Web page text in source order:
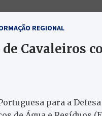
REGIONAL
de Cavaleiros
para a